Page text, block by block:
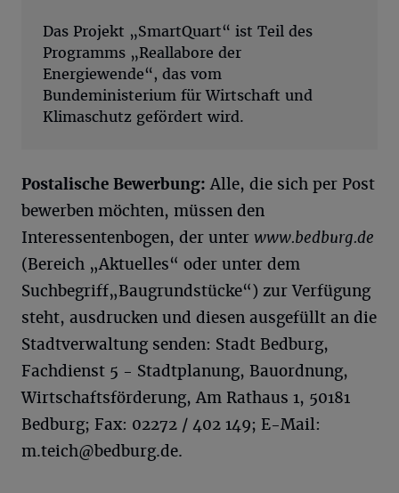
Das Projekt „SmartQuart“ ist Teil des
Programms „Reallabore der
Energiewende“, das vom
Bundeministerium für Wirtschaft und
Klimaschutz gefördert wird.
Postalische Bewerbung: Alle, die sich per Post
bewerben möchten, müssen den
Interessentenbogen, der unter www.bedburg.de
(Bereich „Aktuelles“ oder unter dem
Suchbegriff„Baugrundstücke“) zur Verfügung
steht, ausdrucken und diesen ausgefüllt an die
Stadtverwaltung senden: Stadt Bedburg,
Fachdienst 5 - Stadtplanung, Bauordnung,
Wirtschaftsförderung, Am Rathaus 1, 50181
Bedburg; Fax: 02272 / 402 149; E-Mail:
m.teich@bedburg.de.